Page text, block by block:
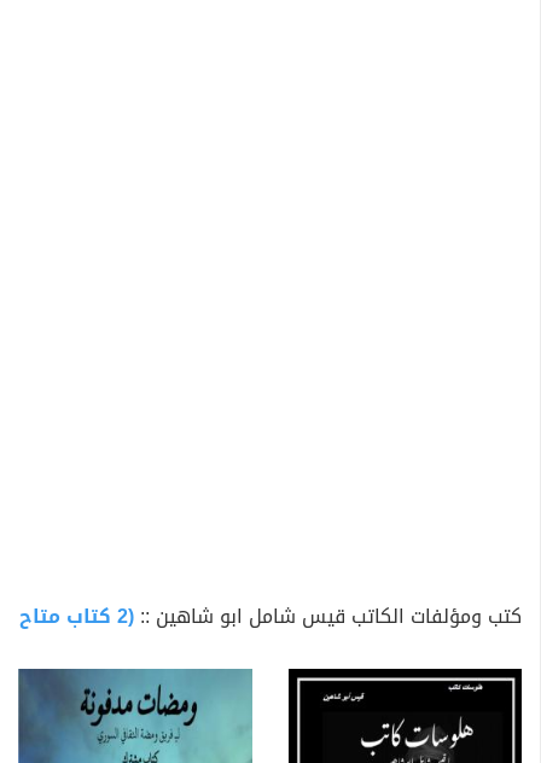
كتب ومؤلفات الكاتب قيس شامل ابو شاهين ::(2 كتاب متاح للتحميل)